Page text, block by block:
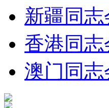
新疆同
香港同
澳门同